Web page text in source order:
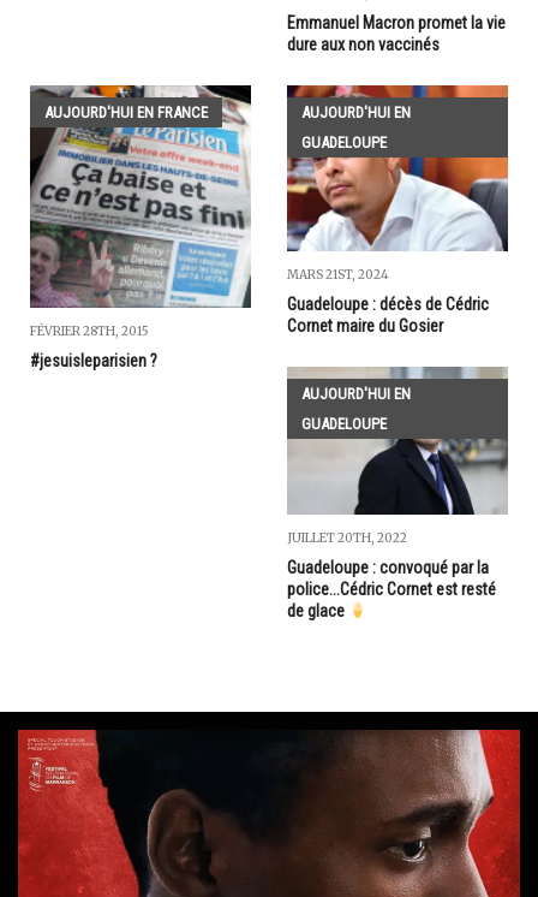
Emmanuel Macron promet la vie
dure aux non vaccinés
AUJOURD'HUI EN FRANCE
FÉVRIER 28TH, 2015
#jesuisleparisien ?
AUJOURD'HUI EN
GUADELOUPE
MARS 21ST, 2024
Guadeloupe : décès de Cédric
Cornet maire du Gosier
AUJOURD'HUI EN
GUADELOUPE
JUILLET 20TH, 2022
Guadeloupe : convoqué par la
police...Cédric Cornet est resté
de glace